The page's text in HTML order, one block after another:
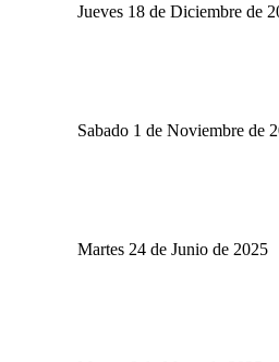
Jueves 18 de Diciembre de
Sabado 1 de Noviembre de
Martes 24 de Junio de 2025